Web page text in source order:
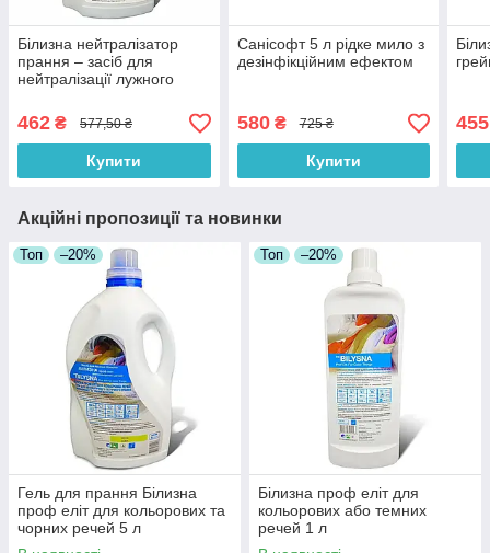
Білизна нейтралізатор
прання – засіб для
нейтралізації лужного
462 ₴ 577,50 ₴
Купити
Санісофт 5 л рідке мило з
дезінфікційним ефектом
580₴ 725 ₴
Купити
455
Акційні пропозиції та новинки
Топ –20%
Гель для прання Білизна
проф еліт для кольорових та
чорних речей 5 л
Топ –20%
Білизна проф еліт для
кольорових або темних
речей 1 л